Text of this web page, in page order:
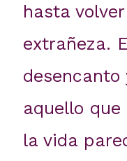
hasta
extrañeza.
desencanto
aquello
la vida